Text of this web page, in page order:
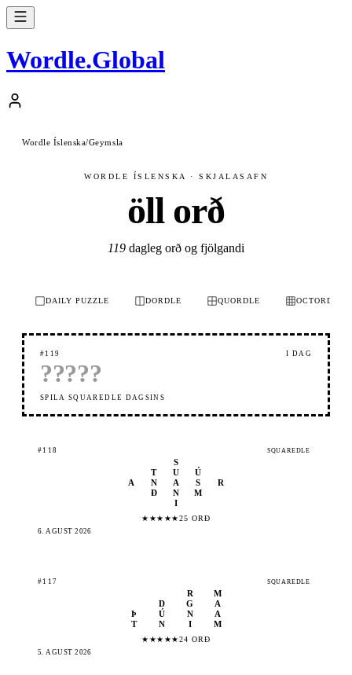
Wordle.Global
Wordle Íslenska/Geymsla
WORDLE ÍSLENSKA · SKJALASAFN
öll orð
119 dagleg orð og fjölgandi
DAILY PUZZLE DORDLE QUORDLE OCTORDLE
#119 Í DAG
?????
SPILA SQUAREDLE DAGSINS
#118 SQUAREDLE
S
T
U
Ú
A
N A S
R
Ð
N
M
I
★ ★★ ★★25 ORÐ
6. ÁGÚST 2026
#117 SQUAREDLE
R
M
D
G
A
Þ
Ú N
A
T
N I M
★ ★★ ★★24 ORÐ
5. ÁGÚST 2026